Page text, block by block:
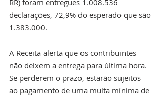
declarações, 72,9% do esperado que são
1.383.000.
A Receita alerta que os contribuintes
não deixem a entrega para última hora.
Se perderem o prazo, estarão sujeitos
ao pagamento de uma multa mínima de